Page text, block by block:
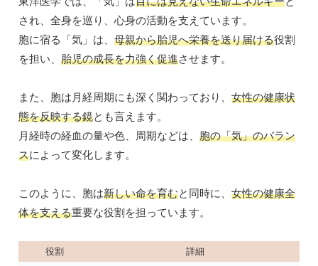
され、全身を巡り、心身の活動を支えています。
胞に宿る「気」は、 母親から胎児へ栄養を送り届ける役割
を担い、 胎児の成長を力強く促進させます。
また、胞は月経周期にも深く関わっており、 女性の健康状
態を反映する鏡とも言えます。
月経時の経血の量や色、周期などは、 胞の「気」のバラン
スによって変化します。
このように、胞は新しい命を育むと同時に、 女性の健康全
体を支える重要な役割を担っています。
役割 詳細